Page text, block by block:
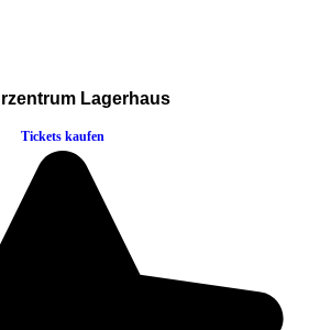
Lagerhaus
Tickets kaufen